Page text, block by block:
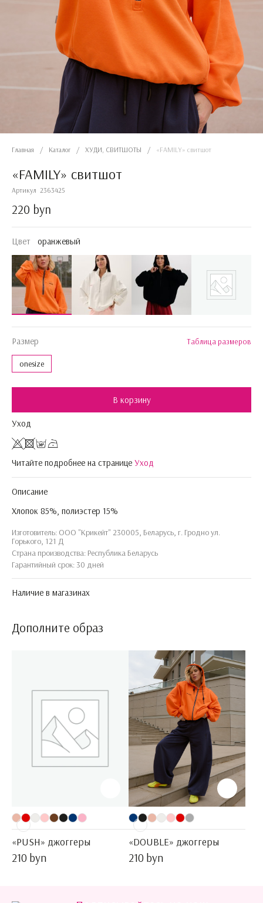
Главная / Каталог / ХУДИ, СВИТШОТЫ / «FAMILY» свитшот
«FAMILY» свитшот
Артикул 2363425
220 byn
Цвет оранжевый
Размер Таблица размеров
onesize
В корзину
Уход
Читайте подробнее на странице Уход
Описание
Хлопок 85%, полиэстер 15%
Изготовитель: ООО "Крикейт" 230005, Беларусь, г. Гродно ул.
Горького, 121 Д
Страна производства: Республика Беларусь
Гарантийный срок: 30 дней
Наличие в магазинах
Дополните образ
«PUSH» джоггеры
210 byn
«DOUBLE» джоггеры
210 byn